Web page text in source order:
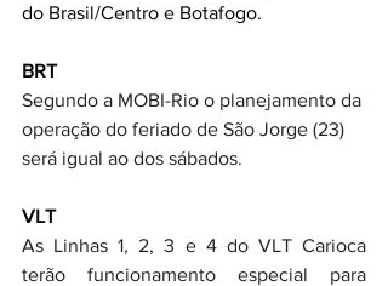
do Brasil/Centro e Botafogo.
BRT
Segundo a MOBI-Rio o planejamento da
operação do feriado de São Jorge (23)
será igual ao dos sábados.
VLT
As Linhas 1, 2, 3 e 4 do VLT Carioca
terão funcionamento especial para